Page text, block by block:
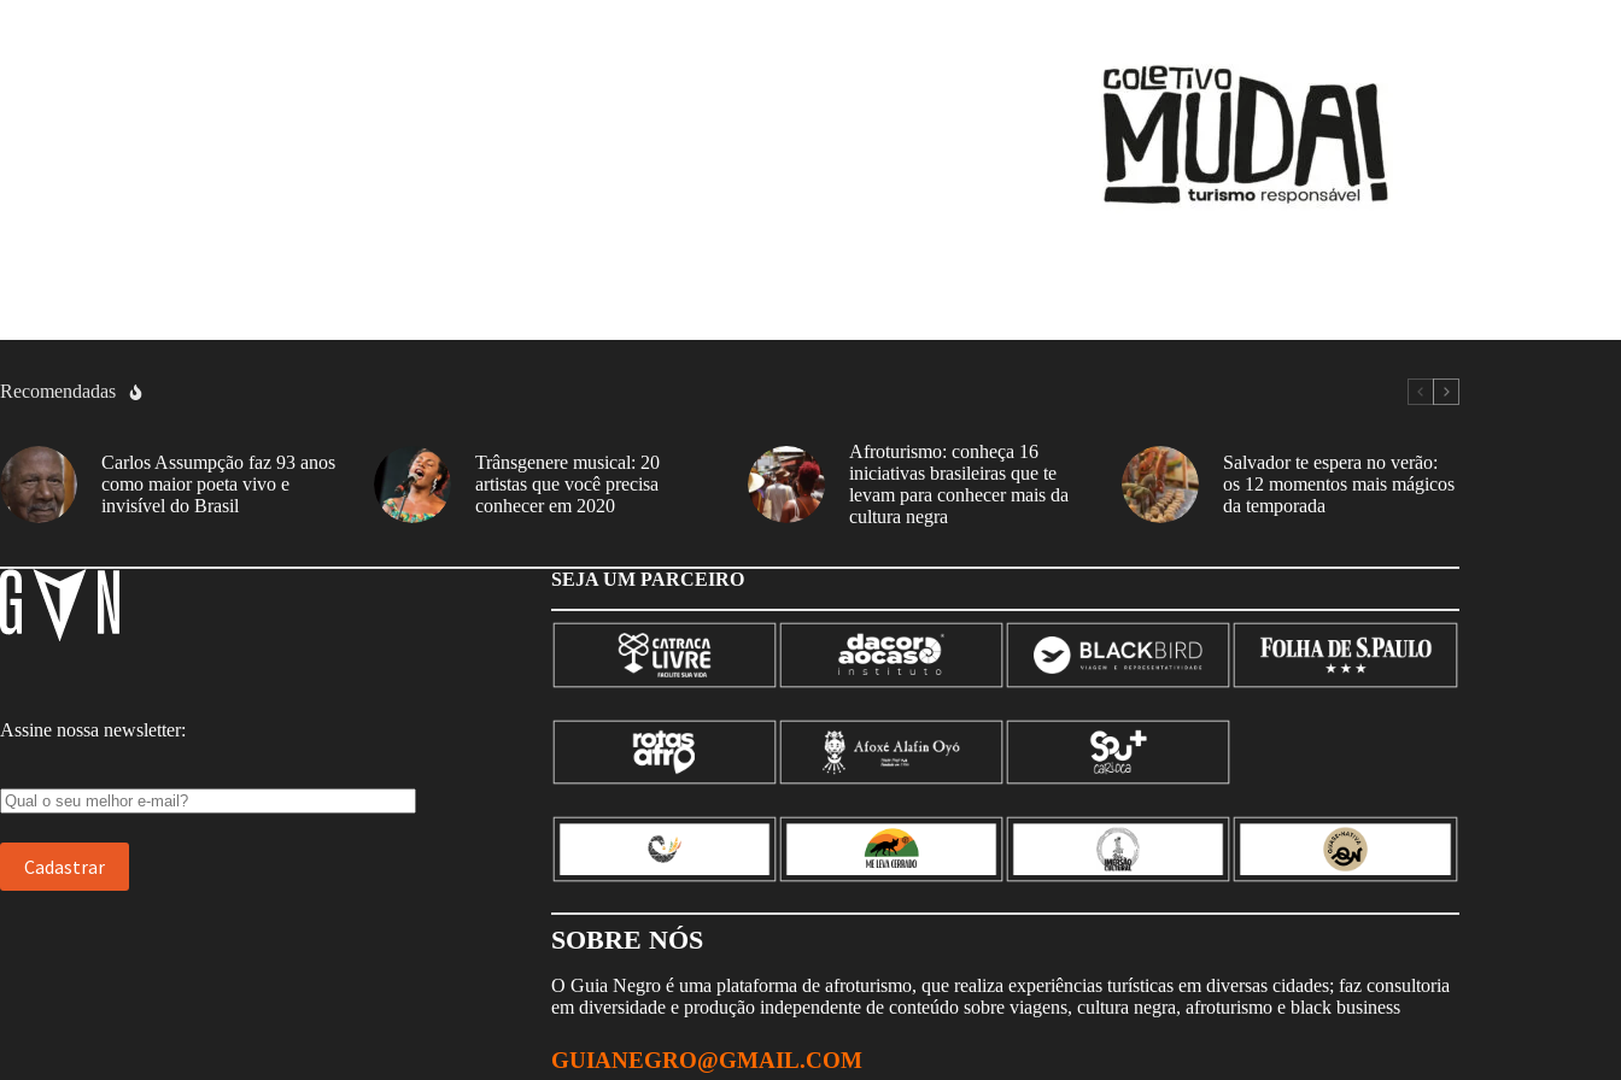
Recomendadas
Carlos Assumpção faz 93 anos
como maior poeta vivo e
invisível do Brasil
Trânsgenere musical: 20
artistas que você precisa
conhecer em 2020
Afroturismo: conheça 16
iniciativas brasileiras que te
levam para conhecer mais da
cultura negra
Salvador te espera no verão:
os 12 momentos mais mágicos
da temporada
Assine nossa newsletter:
SEJA UM PARCEIRO
SOBRE NÓS
O Guia Negro é uma plataforma de afroturismo, que realiza experiências turísticas em diversas cidades; faz consultoria
em diversidade e produção independente de conteúdo sobre viagens, cultura negra, afroturismo e black business
GUIANEGRO@GMAIL.COM